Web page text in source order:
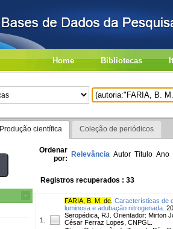
Home Bibliotecas
Produção científica Coleção de periódicos
Ordenar
por: Relevância Autor Título Ano
Registros recuperados : 33
1.
FARIA, B. M. de Características de
luminosa e adubação nitrogenada.
Seropédica, RJ. Orientador: Mirton
César Ferraz Lopes, CNPGL.